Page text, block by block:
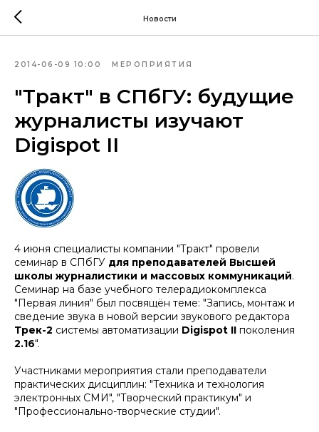
Новости
2014-06-09 10:00 МЕРОПРИЯТИЯ
"Тракт" в СПбГУ: будущие
журналисты изучают
Digispot II
4 июня специалисты компании "Тракт" провели
семинар в СПбГУ для преподавателей Высшей
школы журналистики и массовых коммуникаций.
Семинар на базе учебного телерадиокомплекса
"Первая линия" был посвящён теме: "Запись, монтаж и
сведение звука в новой версии звукового редактора
Трек-2 системы автоматизации Digispot II поколения
2.16".
Участниками мероприятия стали преподаватели
практических дисциплин: "Техника и технология
электронных СМИ", "Творческий практикум" и
"Профессионально-творческие студии".